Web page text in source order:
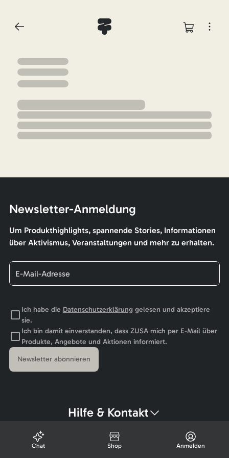
Newsletter-Anmeldung
Um Produkthighlights, spannende Stories, Informationen
über Aktivismus, Veranstaltungen und mehr zu erhalten.
Ich habe die Datenschutzerklärunggelesen und akzeptiere
sie.
Ich bin damit einverstanden, dass ZUSA mich per E-Mail über
Produkte, Angebote und Aktionen informiert.
Newsletter abonnieren
Hilfe & Kontakt
Chat Shop Anmelden